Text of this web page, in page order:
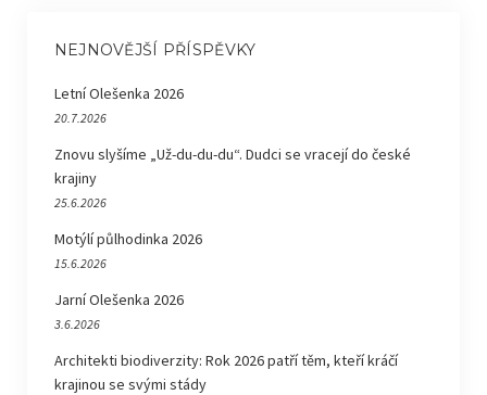
NEJNOVĚJŠÍ PŘÍSPĚVKY
Letní Olešenka 2026
20.7.2026
Znovu slyšíme „Už-du-du-du“. Dudci se vracejí do české
krajiny
25.6.2026
Motýlí půlhodinka 2026
15.6.2026
Jarní Olešenka 2026
3.6.2026
Architekti biodiverzity: Rok 2026 patří těm, kteří kráčí
krajinou se svými stády